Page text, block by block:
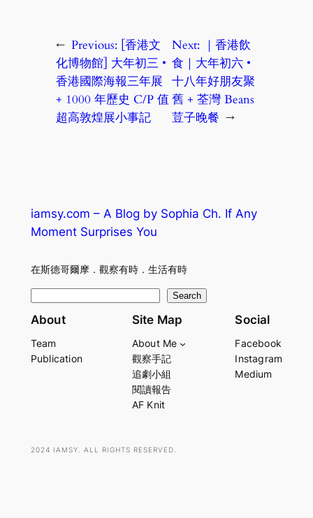
← Previous: [香港文
化博物館] 大年初三 •
香港國際海報三年展
+ 1000 年歷史 C/P 值
超高敦煌展小事記
Next: ｜香港飲
食｜大年初六 •
十八年好朋友聚
舊 + 荃灣 Beans
荳子晚餐 →
iamsy.com – A Blog by Sophia Ch. If Any
Moment Surprises You
在斯德哥爾摩．觀察有時．生活有時
e
r
Search
About
Team
Publication
Site Map
About Me
觀察手記
追劇小組
閱讀報告
AF Knit
Social
Facebook
Instagram
Medium
2024 IAMSY. ALL RIGHTS RESERVED.